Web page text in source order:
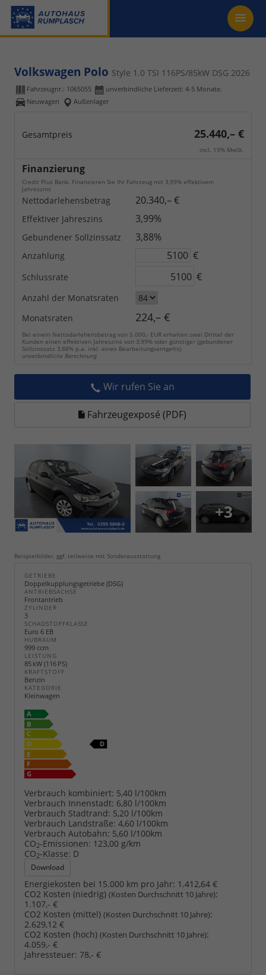
Volkswagen Polo Style 1.0 TSI 116PS/85kW DSG 2026
Fahrzeugnr.: 1065055
unverbindliche Lieferzeit: 4-5 Monate.
Neuwagen
Außenlager
Gesamtpreis 25.440,– €
incl. 19% MwSt.
Finanzierung
Credit Plus Bank. Finanzieren Sie Ihr Fahrzeug mit 3,99% effektivem
Jahreszins
Nettodarlehensbetrag 20.340,– €
Effektiver Jahreszins 3,99%
Gebundener Sollzinssatz 3,88%
Anzahlung €
Schlussrate €
Anzahl der Monatsraten
Monatsraten
224,– €
Bei einem Nettodarlehensbetrag von 5.000,- EUR erhalten zwei Drittel der
Kunden einen effektiven Jahreszins von 3,99% oder günstiger (gebundener
Sollzinssatz 3,88% p.a. inkl. eines Bearbeitungsentgelts).
unverbindliche Berechnung
Wir rufen Sie an
Fahrzeugexposé (PDF)
+3
Beispielbilder, ggf. teilweise mit Sonderausstattung
GETRIEBE
Doppelkupplungsgetriebe (DSG)
ANTRIEBSACHSE
Frontantrieb
ZYLINDER
3
SCHADSTOFFKLASSE
Euro 6 EB
HUBRAUM
999 ccm
LEISTUNG
85 kW (116 PS)
KRAFTSTOFF
Benzin
KATEGORIE
Kleinwagen
Verbrauch kombiniert: 5,40 l/100km
Verbrauch Innenstadt: 6,80 l/100km
Verbrauch Stadtrand: 5,20 l/100km
Verbrauch Landstraße: 4,60 l/100km
Verbrauch Autobahn: 5,60 l/100km
CO2-Emissionen: 123,00 g/km
CO2-Klasse: D
Download
Energiekosten bei 15.000 km pro Jahr: 1.412,64 €
CO2 Kosten (niedrig) (Kosten Durchschnitt 10 Jahre):
1.107,- €
CO2 Kosten (mittel) (Kosten Durchschnitt 10 Jahre):
2.629,12 €
CO2 Kosten (hoch) (Kosten Durchschnitt 10 Jahre):
4.059,- €
Jahressteuer: 78,- €